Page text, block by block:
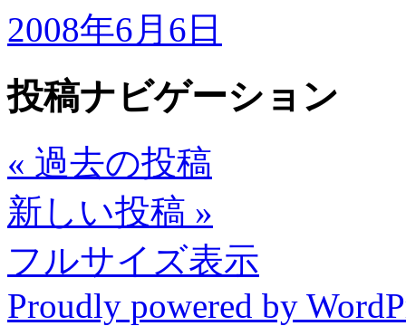
2008年6月6日
投稿ナビゲーション
« 過去の投稿
新しい投稿 »
フルサイズ表示
Proudly powered by